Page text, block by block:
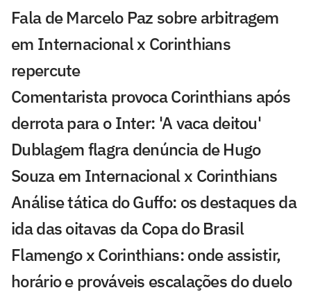
Fala de Marcelo Paz sobre arbitragem
em Internacional x Corinthians
repercute
Comentarista provoca Corinthians após
derrota para o Inter: 'A vaca deitou'
Dublagem flagra denúncia de Hugo
Souza em Internacional x Corinthians
Análise tática do Guffo: os destaques da
ida das oitavas da Copa do Brasil
Flamengo x Corinthians: onde assistir,
horário e prováveis escalações do duelo